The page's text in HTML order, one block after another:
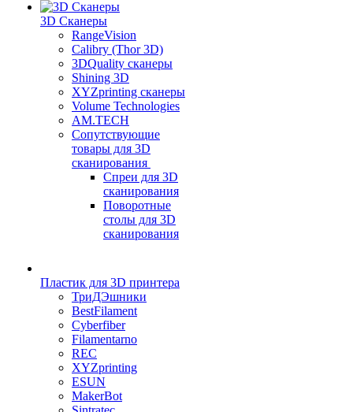
3D Сканеры
RangeVision
Calibry (Thor 3D)
3DQuality сканеры
Shining 3D
XYZprinting сканеры
Volume Technologies
AM.TECH
Сопутствующие
товары для 3D
сканирования
Спреи для 3D
сканирования
Поворотные
столы для 3D
сканирования
Пластик для 3D принтера
ТриДЭшники
BestFilament
Cyberfiber
Filamentarno
REC
XYZprinting
ESUN
MakerBot